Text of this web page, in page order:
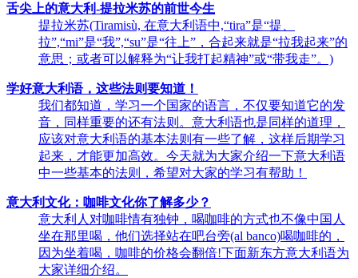
舌尖上的意大利-提拉米苏的前世今生
提拉米苏(Tiramisù, 在意大利语中,“tira”是“提、
拉”,“mi”是“我”,“su”是“往上”，合起来就是“拉我起来”的
意思；或者可以解释为“让我打起精神”或“带我走”。)
学好意大利语，这些法则要知道！
我们都知道，学习一个国家的语言，不仅要知道它的发
音，同样重要的还有法则。意大利语也是同样的道理，
应该对意大利语的基本法则有一些了解，这样后期学习
起来，才能更加高效。今天就为大家介绍一下意大利语
中一些基本的法则，希望对大家的学习有帮助！
意大利文化：咖啡文化你了解多少？
意大利人对咖啡情有独钟，喝咖啡的方式也不像中国人
坐在那里喝，他们选择站在吧台旁(al banco)喝咖啡的，
因为坐着喝，咖啡的价格会翻倍!下面新东方意大利语为
大家详细介绍。